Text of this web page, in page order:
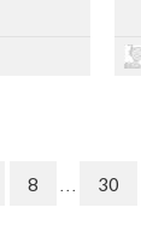
8 30